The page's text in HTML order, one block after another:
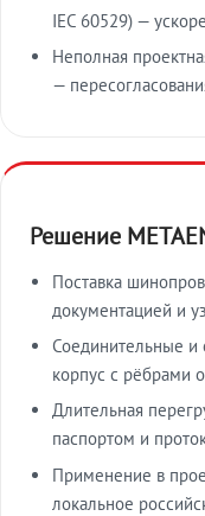
IEC 60529) —
Неполная
—
Решение
Поставка
документацией и
Соединительные и
корпус с рёбрами
Длительная
паспортом и
Применение в
локальное